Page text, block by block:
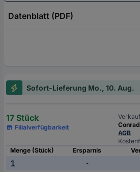
Datenblatt (PDF)
Sofort-Lieferung Mo., 10. Aug.
17 Stück
Filialverfügbarkeit
AGB
Menge (Stück)
Ersparnis
1 -